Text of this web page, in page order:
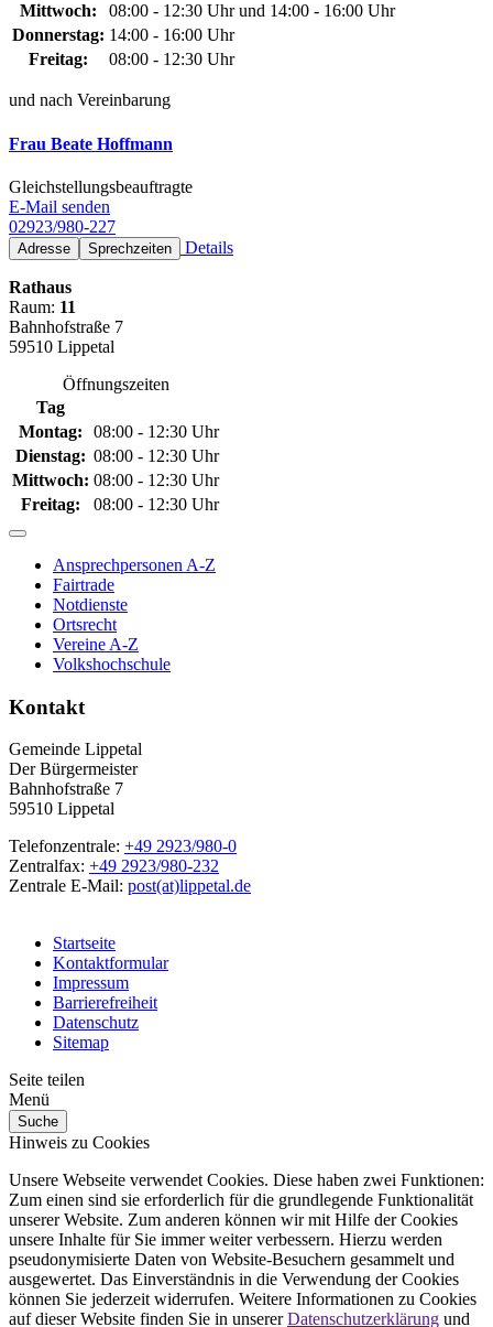
Mittwoch:
08:00 - 12:30 Uhr und 14:00 - 16:00 Uhr
Donnerstag: 14:00 - 16:00 Uhr
Freitag:
08:00 - 12:30 Uhr
und nach Vereinbarung
Frau Beate Hoffmann
Gleichstellungsbeauftragte
E-Mail senden
02923/980-227
Adresse Sprechzeiten Details
Rathaus
Raum: 11
Bahnhofstraße 7
59510 Lippetal
Öffnungszeiten
Tag
Montag:
08:00 - 12:30 Uhr
Dienstag: 08:00 - 12:30 Uhr
Mittwoch: 08:00 - 12:30 Uhr
Freitag:
08:00 - 12:30 Uhr
Ansprechpersonen A-Z
Fairtrade
Notdienste
Ortsrecht
Vereine A-Z
Volkshochschule
Kontakt
Gemeinde Lippetal
Der Bürgermeister
Bahnhofstraße 7
59510 Lippetal
Telefonzentrale: +49 2923/980-0
Zentralfax: +49 2923/980-232
Zentrale E-Mail: post(at)lippetal.de
Startseite
Kontaktformular
Impressum
Barrierefreiheit
Datenschutz
Sitemap
Seite teilen
Menü
Suche
Hinweis zu Cookies
Unsere Webseite verwendet Cookies. Diese haben zwei Funktionen:
Zum einen sind sie erforderlich für die grundlegende Funktionalität
unserer Website. Zum anderen können wir mit Hilfe der Cookies
unsere Inhalte für Sie immer weiter verbessern. Hierzu werden
pseudonymisierte Daten von Website-Besuchern gesammelt und
ausgewertet. Das Einverständnis in die Verwendung der Cookies
können Sie jederzeit widerrufen. Weitere Informationen zu Cookies
auf dieser Website finden Sie in unsererDatenschutzerklärung und